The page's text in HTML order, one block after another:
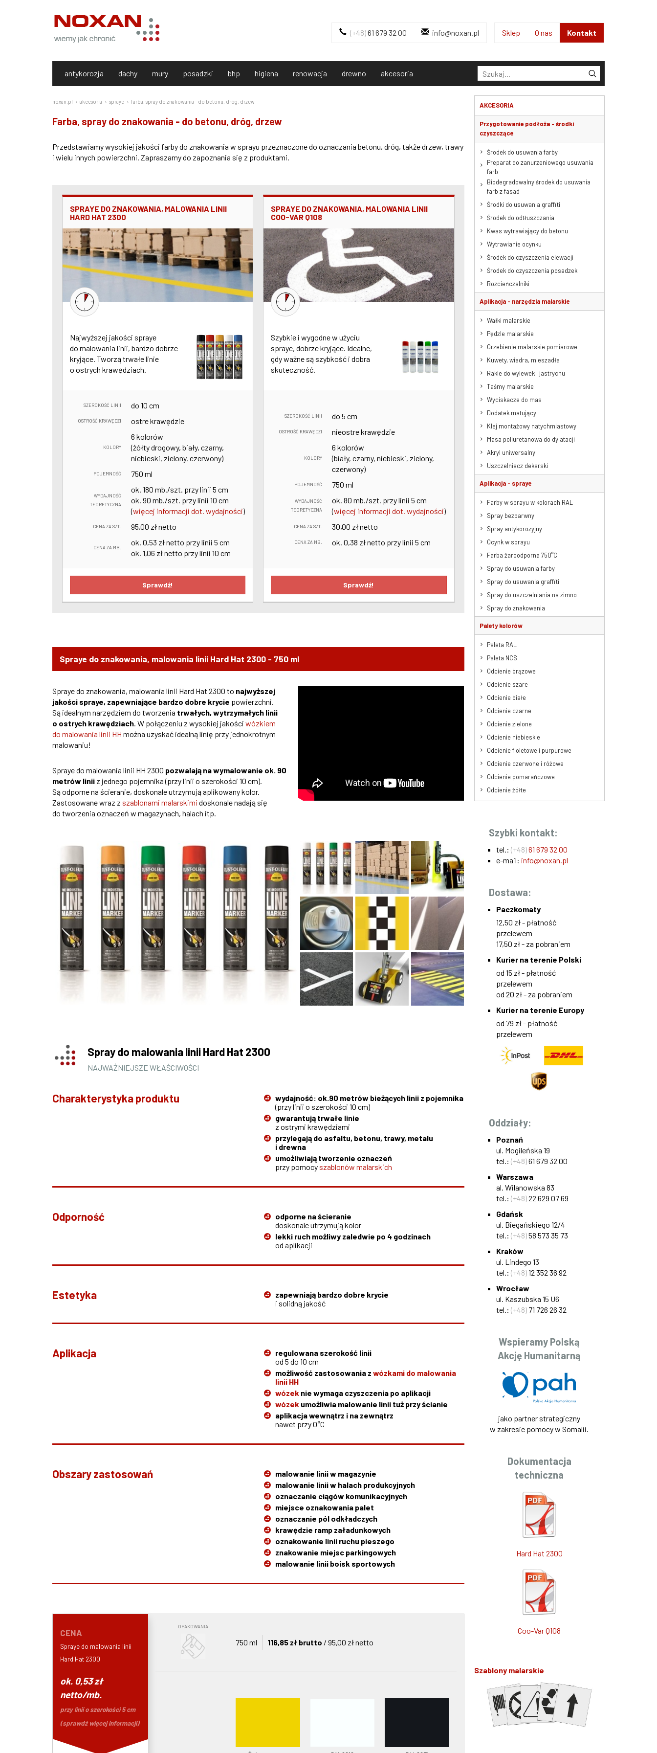
Sklep O nas Kontakt
(+48)61 679 32 00 info@noxan.pl
antykorozja dachy mury posadzki bhp higiena renowacja drewno akcesoria
noxan.pl akcesoria spraye farba, spray do znakowania - do betonu, dróg, drzew
Farba, spray do znakowania - do betonu, dróg, drzew
Przedstawiamy wysokiej jakości farby do znakowania w sprayu przeznaczone do oznaczania betonu, dróg, także drzew, trawy
i wielu innych powierzchni. Zapraszamy do zapoznania się z produktami.
SPRAYE DO ZNAKOWANIA, MALOWANIA LINII
HARD HAT 2300
Najwyższej jakości spraye
do malowania linii, bardzo dobrze
kryjące. Tworzą trwałe linie
o ostrych krawędziach.
SZEROKOŚĆ LINII do 10 cm
OSTROŚĆ KRAWĘDZI ostre krawędzie
KOLORY
6 kolorów
(żółty drogowy, biały, czarny,
niebieski, zielony, czerwony)
POJEMNOŚĆ 750 ml
WYDAJNOŚĆ
TEORETYCZNA
ok. 180 mb./szt. przy linii 5 cm
ok. 90 mb./szt. przy linii 10 cm
(więcej informacji dot. wydajności)
CENA ZA SZT. 95,00 zł netto
CENA ZA MB.
ok. 0,53 zł netto przy linii 5 cm
ok. 1,06 zł netto przy linii 10 cm
Sprawdź!
SPRAYE DO ZNAKOWANIA, MALOWANIA LINII
COO-VAR Q108
Szybkie i wygodne w użyciu
spraye, dobrze kryjące. Idealne,
gdy ważne są szybkość i dobra
skuteczność.
SZEROKOŚĆ LINII do 5 cm
OSTROŚĆ KRAWĘDZI nieostre krawędzie
KOLORY
6 kolorów
(biały, czarny, niebieski, zielony,
czerwony)
POJEMNOŚĆ 750 ml
WYDAJNOŚĆ
TEORETYCZNA
ok. 80 mb./szt. przy linii 5 cm
(więcej informacji dot. wydajności)
CENA ZA SZT. 30,00 zł netto
CENA ZA MB. ok. 0,38 zł netto przy linii 5 cm
Sprawdź!
Spraye do znakowania, malowania linii Hard Hat 2300 - 750 ml
Spraye do znakowania, malowania linii Hard Hat 2300 to najwyższej
jakości spraye, zapewniające bardzo dobre krycie powierzchni.
Są idealnym narzędziem do tworzenia trwałych, wytrzymałych linii
o ostrych krawędziach. W połączeniu z wysokiej jakości wózkiem
do malowania linii HH można uzyskać idealną linię przy jednokrotnym
malowaniu!
Spraye do malowania linii HH 2300 pozwalają na wymalowanie ok. 90
metrów linii z jednego pojemnika (przy linii o szerokości 10 cm).
Są odporne na ścieranie, doskonale utrzymują aplikowany kolor.
Zastosowane wraz z szablonami malarskimi doskonale nadają się
do tworzenia oznaczeń w magazynach, halach itp.
Spray do malowania linii Hard Hat 2300
NAJWAŻNIEJSZE WŁAŚCIWOŚCI
Charakterystyka produktu
wydajność: ok.90 metrów bieżących linii z pojemnika
(przy linii o szerokości 10 cm)
gwarantują trwałe linie
z ostrymi krawędziami
przylegają do asfaltu, betonu, trawy, metalu
i drewna
umożliwiają tworzenie oznaczeń
przy pomocy szablonów malarskich
Odporność
odporne na ścieranie
doskonale utrzymują kolor
lekki ruch możliwy zaledwie po 4 godzinach
od aplikacji
Estetyka
zapewniają bardzo dobre krycie
i solidną jakość
Aplikacja
regulowana szerokość linii
od 5 do 10 cm
możliwość zastosowania zwózkami do malowania
linii HH
wózek nie wymaga czyszczenia po aplikacji
wózek umożliwia malowanie linii tuż przy ścianie
aplikacja wewnątrz i na zewnątrz
nawet przy 0°C
Obszary zastosowań
malowanie linii w magazynie
malowanie linii w halach produkcyjnych
oznaczanie ciągów komunikacyjnych
miejsce oznakowania palet
oznaczanie pól odkładczych
krawędzie ramp załadunkowych
oznakowanie linii ruchu pieszego
znakowanie miejsc parkingowych
malowanie linii boisk sportowych
CENA
Spraye do malowania linii
Hard Hat 2300
ok. 0,53 zł
netto/mb.
przy linii o szerokości 5 cm
(sprawdźwięcej informacji)
OPAKOWANIA
750 ml 116,85 zł brutto / 95,00 zł netto
AKCESORIA
Przygotowanie podłoża - środki
czyszczące
Środek do usuwania farby
Preparat do zanurzeniowego usuwania
farb
Biodegradowalny środek do usuwania
farb z fasad
Środki do usuwania graffiti
Środek do odtłuszczania
Kwas wytrawiający do betonu
Wytrawianie ocynku
Środek do czyszczenia elewacji
Środek do czyszczenia posadzek
Rozcieńczalniki
Aplikacja - narzędzia malarskie
Wałki malarskie
Pędzle malarskie
Grzebienie malarskie pomiarowe
Kuwety, wiadra, mieszadła
Rakle do wylewek i jastrychu
Taśmy malarskie
Wyciskacze do mas
Dodatek matujący
Klej montażowy natychmiastowy
Masa poliuretanowa do dylatacji
Akryl uniwersalny
Uszczelniacz dekarski
Aplikacja - spraye
Farby w sprayu w kolorach RAL
Spray bezbarwny
Spray antykorozyjny
Ocynk w sprayu
Farba żaroodporna 750°C
Spray do usuwania farby
Spray do usuwania graffiti
Spray do uszczelniania na zimno
Spray do znakowania
Palety kolorów
Paleta RAL
Paleta NCS
Odcienie brązowe
Odcienie szare
Odcienie białe
Odcienie czarne
Odcienie zielone
Odcienie niebieskie
Odcienie fioletowe i purpurowe
Odcienie czerwone i różowe
Odcienie pomarańczowe
Odcienie żółte
Szybki kontakt:
tel.: (+48)61 679 32 00
e-mail: info@noxan.pl
Dostawa:
Paczkomaty
12,50 zł - płatność
przelewem
17,50 zł - za pobraniem
Kurier na terenie Polski
od 15 zł - płatność
przelewem
od 20 zł - za pobraniem
Kurier na terenie Europy
od 79 zł - płatność
przelewem
Oddziały:
Poznań
ul. Mogileńska 19
tel.: (+48)61 679 32 00
Warszawa
al. Wilanowska 83
tel.: (+48)22 629 07 69
Gdańsk
ul. Biegańskiego 12/4
tel.: (+48)58 573 35 73
Kraków
ul. Lindego 13
tel.: (+48)12 352 36 92
Wrocław
ul. Kaszubska 15 U6
tel.: (+48)71 726 26 32
Wspieramy Polską
Akcję Humanitarną
jako partner strategiczny
w zakresie pomocy w Somalii.
Dokumentacja
techniczna
Hard Hat 2300
Coo-Var Q108
Szablony malarskie